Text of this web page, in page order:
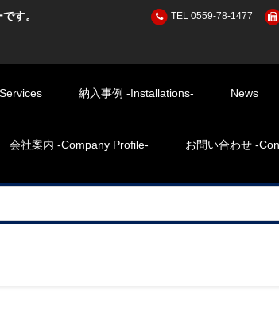
す。 TEL 0559-78-1477
納入事例 -Installations- News
会社案内 -Company Profile- お問い合わせ -